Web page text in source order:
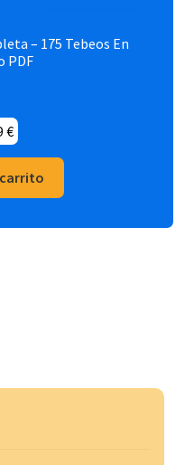
– 175 Tebeos En
PDF
€